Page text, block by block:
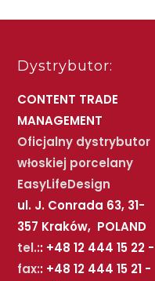
Dystrybutor:
CONTENT TRADE
MANAGEMENT
Oficjalny dystrybutor
włoskiej porcelany
EasyLifeDesign
ul. J. Conrada 63, 31-
357 Kraków, POLAND
tel.:: +48 12 444 15 22 -
fax:: +48 12 444 15 21 -